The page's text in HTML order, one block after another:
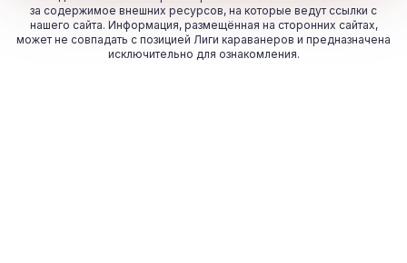
за содержимое внешних ресурсов, на которые ведут ссылки с
нашего сайта. Информация, размещённая на сторонних сайтах,
может не совпадать с позицией Лиги караванеров и предназначена
исключительно для ознакомления.